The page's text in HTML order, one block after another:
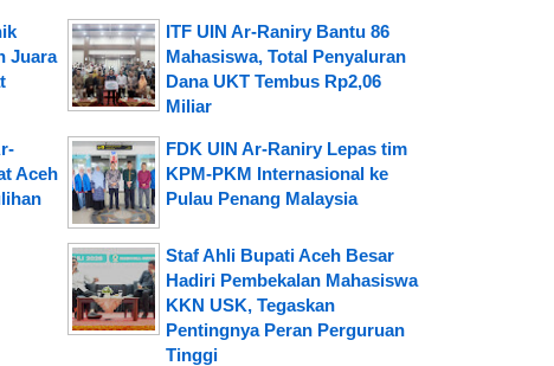
Juara
ITF UIN Ar-Raniry Bantu 86
Mahasiswa, Total Penyaluran
Dana UKT Tembus Rp2,06
Miliar
Aceh
FDK UIN Ar-Raniry Lepas tim
KPM-PKM Internasional ke
Pulau Penang Malaysia
Staf Ahli Bupati Aceh Besar
Hadiri Pembekalan Mahasiswa
KKN USK, Tegaskan
Pentingnya Peran Perguruan
Tinggi